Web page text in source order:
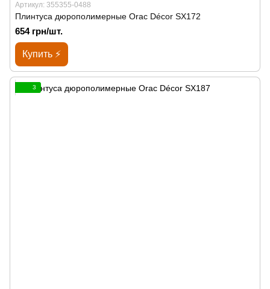
Артикул: 355355-0488
Плинтуса дюрополимерные Orac Décor SX172
654 грн/шт.
Купить ⚡
3